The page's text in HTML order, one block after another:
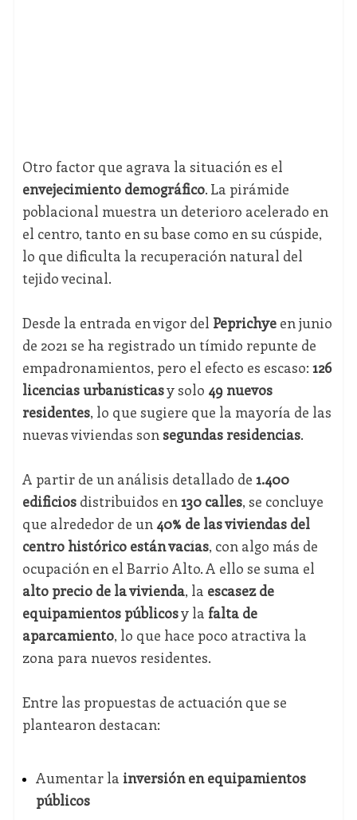
Otro factor que agrava la situación es el
envejecimiento demográfico. La pirámide
poblacional muestra un deterioro acelerado en
el centro, tanto en su base como en su cúspide,
lo que dificulta la recuperación natural del
tejido vecinal.
Desde la entrada en vigor del Peprichyeen junio
de 2021 se ha registrado un tímido repunte de
empadronamientos, pero el efecto es escaso: 126
licencias urbanísticasy solo 49 nuevos
residentes, lo que sugiere que la mayoría de las
nuevas viviendas sonsegundas residencias.
A partir de un análisis detallado de 1.400
edificiosdistribuidos en130 calles, se concluye
que alrededor de un 40% de las viviendas del
centro histórico están vacías, con algo más de
ocupación en el Barrio Alto. A ello se suma el
alto precio de la vivienda, la escasez de
equipamientos públicosy la falta de
aparcamiento, lo que hace poco atractiva la
zona para nuevos residentes.
Entre las propuestas de actuación que se
plantearon destacan:
Aumentar la inversión en equipamientos
públicos